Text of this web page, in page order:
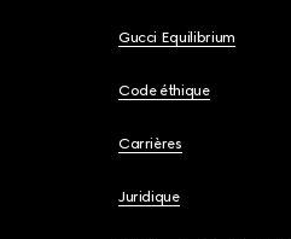
Gucci Equilibrium
Code éthique
Carrières
Juridique